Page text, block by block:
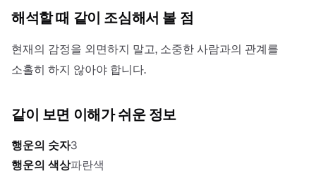
해석할 때 같이 조심해서 볼 점
현재의 감정을 외면하지 말고, 소중한 사람과의 관계를
소홀히 하지 않아야 합니다.
같이 보면 이해가 쉬운 정보
행운의 숫자3
행운의 색상파란색